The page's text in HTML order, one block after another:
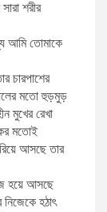
শরীর
আমি তােমাকে
চারপাশের
মতাে হুড়মুড়
মুখের রেখা
মতােই
আসছে তার
হয়ে আসছে
নিজেকে হঠাৎ